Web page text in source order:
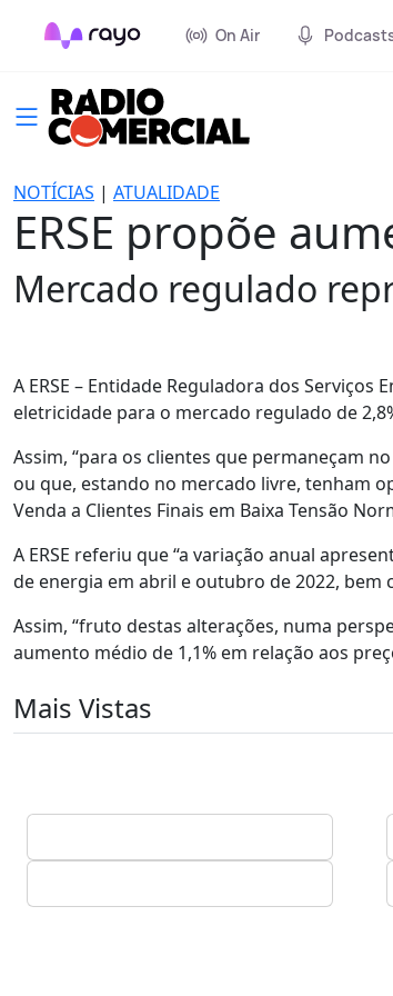
On Air
NOTÍCIAS | ATUALIDADE
ERSE propõe
Mercado regulado
A ERSE – Entidade Reguladora dos
eletricidade para o mercado regulado de
Assim, “para os clientes que permaneçam
ou que, estando no mercado livre, tenham
Venda a Clientes Finais em Baixa Tensão
A ERSE referiu que “a variação anual
de energia em abril e outubro de 2022, bem
Assim, “fruto destas alterações, numa
aumento médio de 1,1% em relação aos
Mais Vistas